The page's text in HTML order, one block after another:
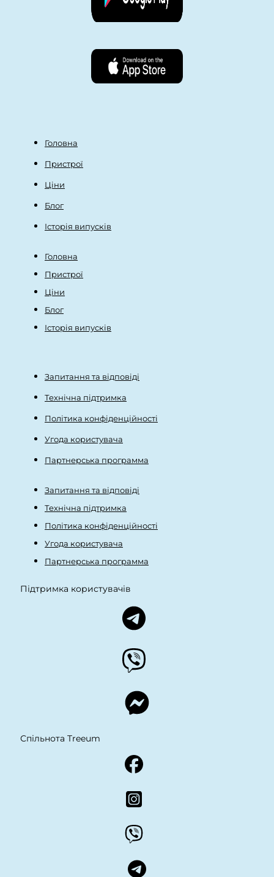
Головна
Пристрої
Ціни
Блог
Історія випусків
Головна
Пристрої
Ціни
Блог
Історія випусків
Запитання та відповіді
Технічна підтримка
Політика конфіденційності
Угода користувача
Партнерська программа
Запитання та відповіді
Технічна підтримка
Політика конфіденційності
Угода користувача
Партнерська программа
Підтримка користувачів
Спільнота Treeum